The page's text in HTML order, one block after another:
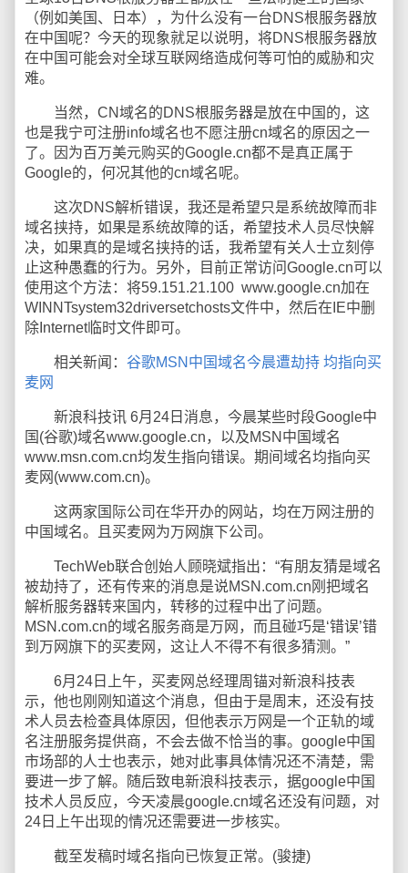
（例如美国、日本），为什么没有一台DNS根服务器放
在中国呢？今天的现象就足以说明，将DNS根服务器放
在中国可能会对全球互联网络造成何等可怕的威胁和灾
难。
当然，CN域名的DNS根服务器是放在中国的，这
也是我宁可注册info域名也不愿注册cn域名的原因之一
了。因为百万美元购买的Google.cn都不是真正属于
Google的，何况其他的cn域名呢。
这次DNS解析错误，我还是希望只是系统故障而非
域名挟持，如果是系统故障的话，希望技术人员尽快解
决，如果真的是域名挟持的话，我希望有关人士立刻停
止这种愚蠢的行为。另外，目前正常访问Google.cn可以
使用这个方法：将59.151.21.100 www.google.cn加在
WINNTsystem32driversetchosts文件中，然后在IE中删
除Internet临时文件即可。
相关新闻： 谷歌MSN中国域名今晨遭劫持 均指向买
麦网
新浪科技讯 6月24日消息，今晨某些时段Google中
国(谷歌)域名www.google.cn，以及MSN中国域名
www.msn.com.cn均发生指向错误。期间域名均指向买
麦网(www.com.cn)。
这两家国际公司在华开办的网站，均在万网注册的
中国域名。且买麦网为万网旗下公司。
TechWeb联合创始人顾晓斌指出：“有朋友猜是域名
被劫持了，还有传来的消息是说MSN.com.cn刚把域名
解析服务器转来国内，转移的过程中出了问题。
MSN.com.cn的域名服务商是万网，而且碰巧是‘错误’错
到万网旗下的买麦网，这让人不得不有很多猜测。”
6月24日上午，买麦网总经理周锚对新浪科技表
示，他也刚刚知道这个消息，但由于是周末，还没有技
术人员去检查具体原因，但他表示万网是一个正轨的域
名注册服务提供商，不会去做不恰当的事。google中国
市场部的人士也表示，她对此事具体情况还不清楚，需
要进一步了解。随后致电新浪科技表示，据google中国
技术人员反应，今天凌晨google.cn域名还没有问题，对
24日上午出现的情况还需要进一步核实。
截至发稿时域名指向已恢复正常。(骏捷)